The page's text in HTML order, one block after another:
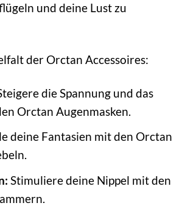
und deine Lust zu
der Orctan Accessoires:
die Spannung und das
Orctan Augenmasken.
deine Fantasien mit den Orctan
Stimuliere deine Nippel mit den